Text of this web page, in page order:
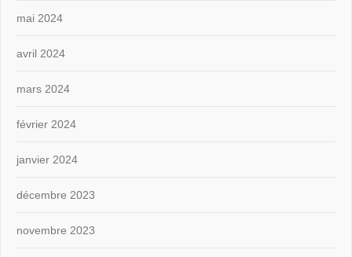
mai 2024
avril 2024
mars 2024
février 2024
janvier 2024
décembre 2023
novembre 2023